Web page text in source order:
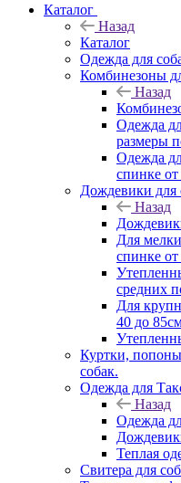
Каталог
Назад
Каталог
Одежда для
Комбинезоны
Назад
Одежда
размеры
Одежда
спинке
Дождевики для
Назад
Для
спинке
средних
Для
40 до
Куртки,
собак.
Одежда для
Назад
Одежда
Теплая
Свитера для